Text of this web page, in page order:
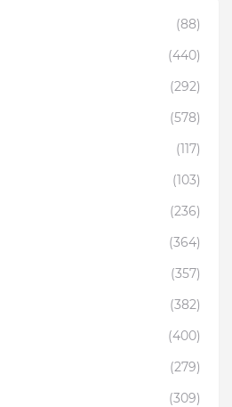
(88)
(440)
(292)
(578)
(117)
(103)
(236)
(364)
(357)
(382)
(400)
(279)
(309)